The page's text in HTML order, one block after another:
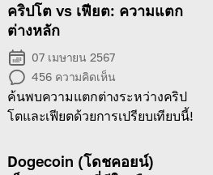
คริปโต vs เฟียต: ความแตก
ต่างหลัก
07 เมษายน 2567
456 ความคิดเห็น
ค้นพบความแตกต่างระหว่างคริป
โตและเฟียตด้วยการเปรียบเทียบนี้!
Dogecoin (โดชคอยน์)